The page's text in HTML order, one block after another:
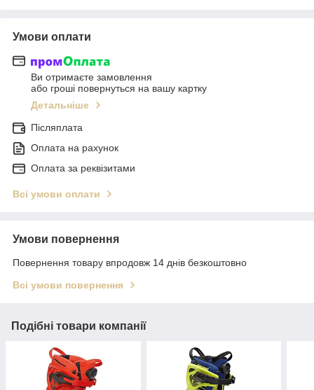
Умови оплати
Ви отримаєте замовлення
або гроші повернуться на вашу картку
Детальніше
Післяплата
Оплата на рахунок
Оплата за реквізитами
Всі умови оплати
Умови повернення
Повернення товару впродовж 14 днів безкоштовно
Всі умови повернення
Подібні товари компанії